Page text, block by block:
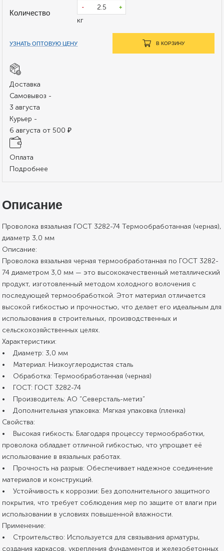
Количество
- +
кг
УЗНАТЬ ОПТОВУЮ ЦЕНУ В КОРЗИНУ
Доставка
Самовывоз -
3 августа
Курьер -
6 августа от 500 ₽
Оплата
Подробнее
Описание
Проволока вязальная ГОСТ 3282-74 Термообработанная (черная),
диаметр 3,0 мм
Описание:
Проволока вязальная черная термообработанная по ГОСТ 3282-
74 диаметром 3,0 мм — это высококачественный металлический
продукт, изготовленный методом холодного волочения с
последующей термообработкой. Этот материал отличается
высокой гибкостью и прочностью, что делает его идеальным для
использования в строительных, производственных и
сельскохозяйственных целях.
Характеристики:
• Диаметр: 3,0 мм
• Материал: Низкоуглеродистая сталь
• Обработка: Термообработанная (черная)
• ГОСТ: ГОСТ 3282-74
• Производитель: АО “Северсталь-метиз”
• Дополнительная упаковка: Мягкая упаковка (пленка)
Свойства:
• Высокая гибкость: Благодаря процессу термообработки,
проволока обладает отличной гибкостью, что упрощает её
использование в вязальных работах.
• Прочность на разрыв: Обеспечивает надежное соединение
материалов и конструкций.
• Устойчивость к коррозии: Без дополнительного защитного
покрытия, что требует соблюдения мер по защите от влаги при
использовании в условиях повышенной влажности.
Применение:
• Строительство: Используется для связывания арматуры,
создания каркасов, укрепления фундаментов и железобетонных